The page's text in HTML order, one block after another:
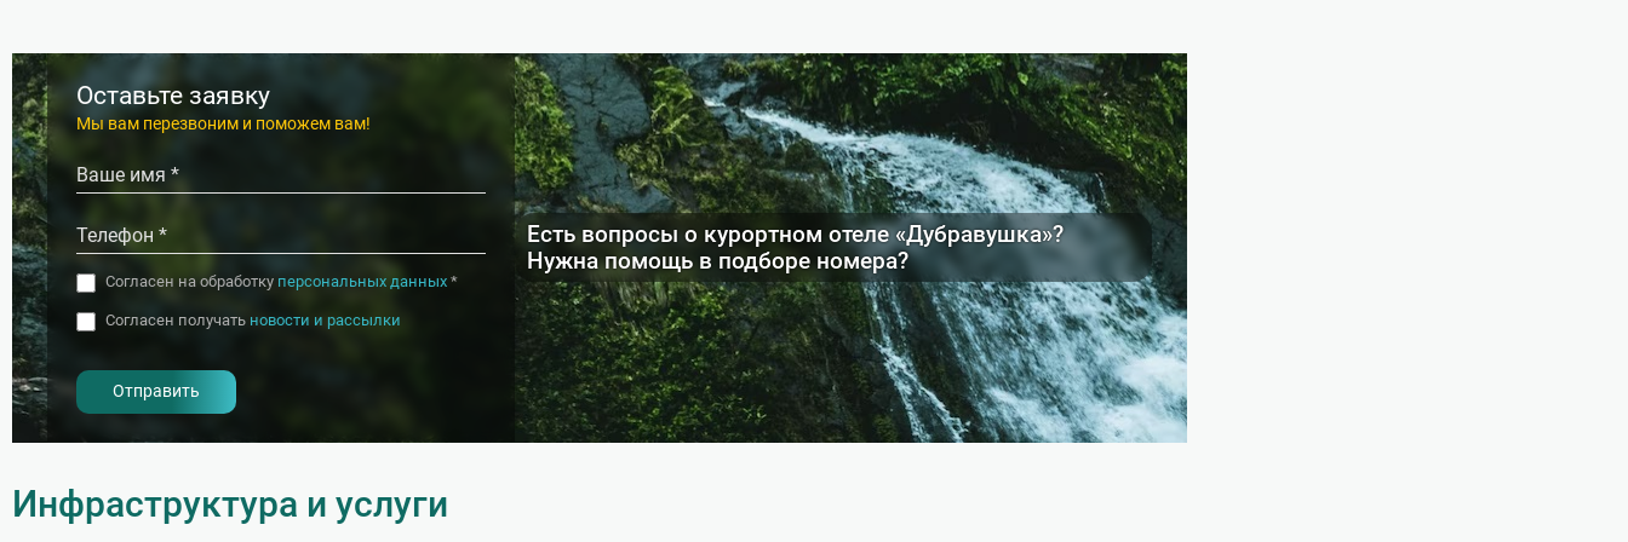
Есть вопросы о курортном отеле «Дубравушка»?
Нужна помощь в подборе номера?
Оставьте заявку
Мы вам перезвоним и поможем вам!
Согласен на обработку персональных данных *
Согласен получать новости и рассылки
Инфраструктура и услуги